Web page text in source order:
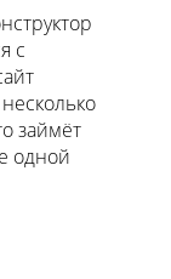
с
займёт
одной